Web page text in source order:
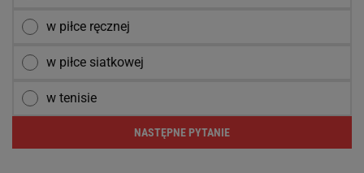
w piłce ręcznej
w piłce siatkowej
w tenisie
NASTĘPNE PYTANIE